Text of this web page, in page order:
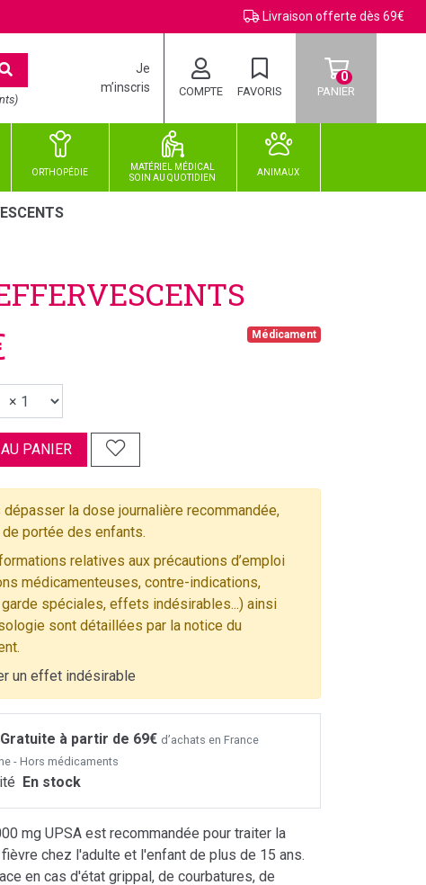
Livraison offerte dès 69€
Je
m’inscris
COMPTE FAVORIS PANIER
0
ORTHOPÉDIE
MATÉRIEL MÉDICAL
SOINAUQUOTIDIEN
ANIMAUX
Médicament
PANIER
dépasser la dose journalière recommandée,
portée des enfants.
relatives aux précautions d’emploi
médicamenteuses, contre-indications,
spéciales, effets indésirables...) ainsi
sont détaillées par la notice du
un effet indésirable
Gratuite à partir de 69€ d’achats en France
- Hors médicaments
En stock
mg UPSA est recommandée pour traiter la
chez l'adulte et l'enfant de plus de 15 ans.
en cas d'état grippal, de courbatures, de